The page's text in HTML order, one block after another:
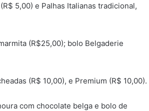
5,00) e Palhas Italianas tradicional,
(R$25,00); bolo Belgaderie
(R$ 10,00), e Premium (R$ 10,00).
com chocolate belga e bolo de